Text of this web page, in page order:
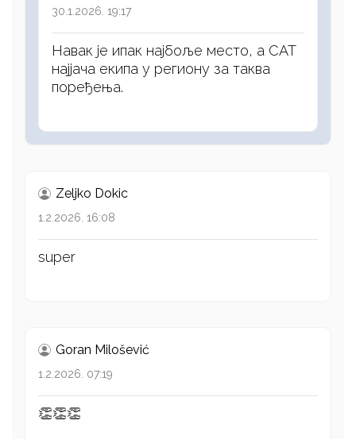
30.1.2026. 19:17
Навак је ипак најбоље место, а САТ
најјача екипа у региону за таква
поређења.
Zeljko Dokic
1.2.2026. 16:08
super
Goran Milošević
1.2.2026. 07:19
👏👏👏